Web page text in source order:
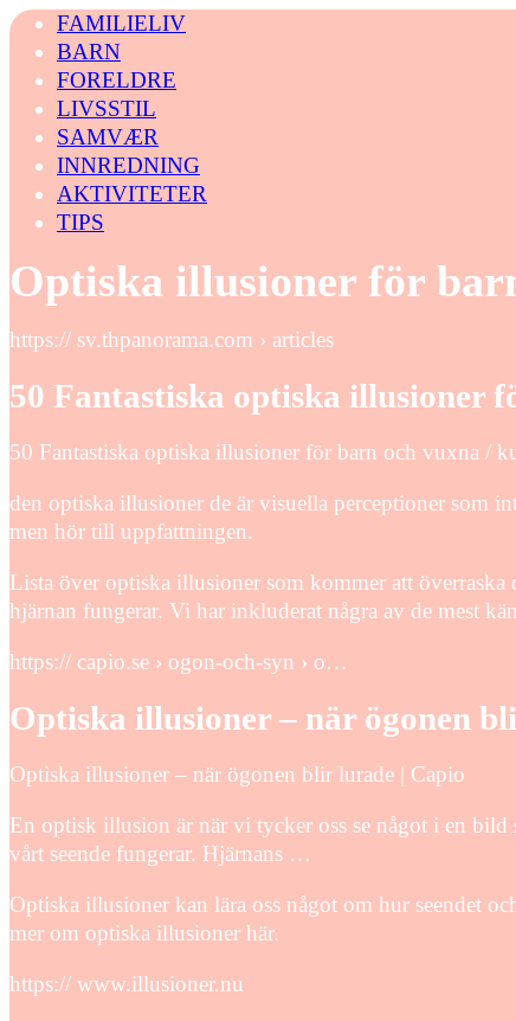
FAMILIELIV
BARN
FORELDRE
LIVSSTIL
SAMVÆR
INNREDNING
AKTIVITETER
TIPS
Optiska illusioner för
https:// sv.thpanorama.com › articles
50 Fantastiska optiska illusioner
50 Fantastiska optiska illusioner för barn och vuxna /
den optiska illusioner de är visuella perceptioner som
men hör till uppfattningen.
Lista över optiska illusioner som kommer att
hjärnan fungerar. Vi har inkluderat några av de mest
https:// capio.se › ogon-och-syn › o…
Optiska illusioner – när ögonen
Optiska illusioner – när ögonen blir lurade | Capio
En optisk illusion är när vi tycker oss se något i en
vårt seende fungerar. Hjärnans …
Optiska illusioner kan lära oss något om hur seendet
mer om optiska illusioner här.
https:// www.illusioner.nu